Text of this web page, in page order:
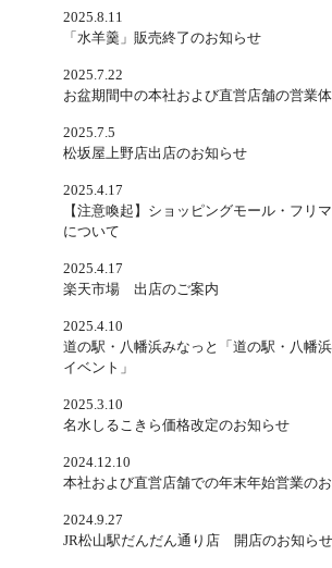
2025.8.11
「水羊羹」販売終了のお知らせ
2025.7.22
お盆期間中の本社および直営店舗の営業
2025.7.5
松坂屋上野店出店のお知らせ
2025.4.17
【注意喚起】ショッピングモール・フリ
について
2025.4.17
楽天市場 出店のご案内
2025.4.10
道の駅・八幡浜みなっと「道の駅・八幡
イベント」
2025.3.10
名水しるこきら価格改定のお知らせ
2024.12.10
本社および直営店舗での年末年始営業の
2024.9.27
JR松山駅だんだん通り店 開店のお知らせ